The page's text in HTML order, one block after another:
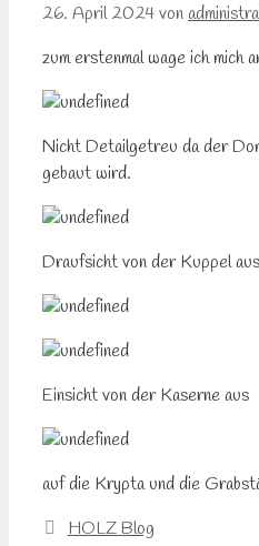
26. April 2024von
zum erstenmal wage ich mich
Nicht Detailgetreu da der
gebaut wird.
Draufsicht von der Kuppel aus
Einsicht von der Kaserne aus
auf die Krypta und die
Kategorien
HOLZ Blog